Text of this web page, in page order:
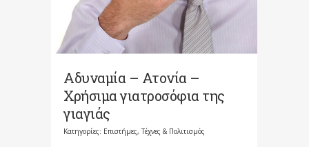
Αδυναμία – Ατονία –
Χρήσιμα γιατροσόφια της
γιαγιάς
Κατηγορίες: Επιστήμες, Τέχνες & Πολιτισμός